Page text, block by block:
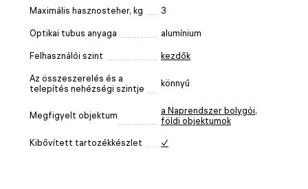
Maximális hasznosteher, kg 3
Optikai tubus anyaga alumínium
Felhasználói szint kezdők
Az összeszerelés és a
telepítés nehézségi szintje
könnyű
Megfigyelt objektum a Naprendszer bolygói,
földi objektumok
Kibővített tartozékkészlet ✓